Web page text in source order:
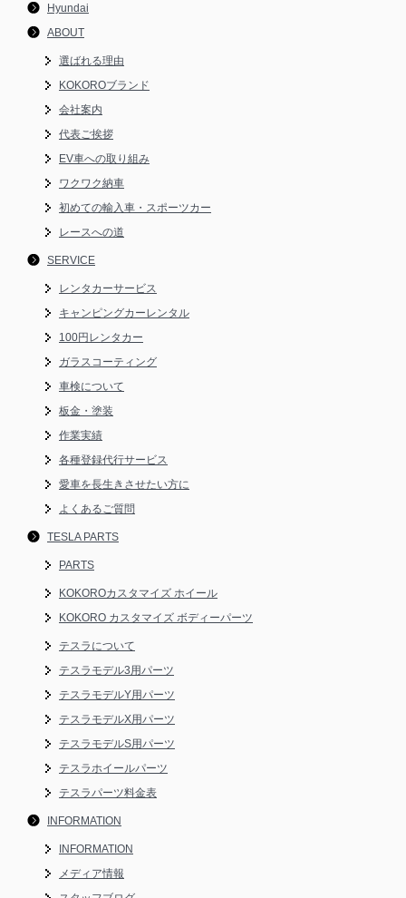
Hyundai
ABOUT
選ばれる理由
KOKOROブランド
会社案内
代表ご挨拶
EV車への取り組み
ワクワク納車
初めての輸入車・スポーツカー
レースへの道
SERVICE
レンタカーサービス
キャンピングカーレンタル
100円レンタカー
ガラスコーティング
車検について
板金・塗装
作業実績
各種登録代行サービス
愛車を長生きさせたい方に
よくあるご質問
TESLA PARTS
PARTS
KOKOROカスタマイズ ホイール
KOKORO カスタマイズ ボディーパーツ
テスラについて
テスラモデル3用パーツ
テスラモデルY用パーツ
テスラモデルX用パーツ
テスラモデルS用パーツ
テスラホイールパーツ
テスラパーツ料金表
INFORMATION
INFORMATION
メディア情報